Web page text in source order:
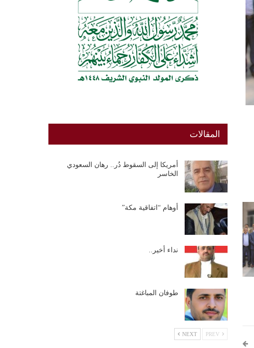
المقالات
أمريكا إلى السقوط دُر.. رهان السعودي
الخاسر
أوهام “اتفاقية مكة”
نداء أخير..
طوفان المباغتة
NEXT